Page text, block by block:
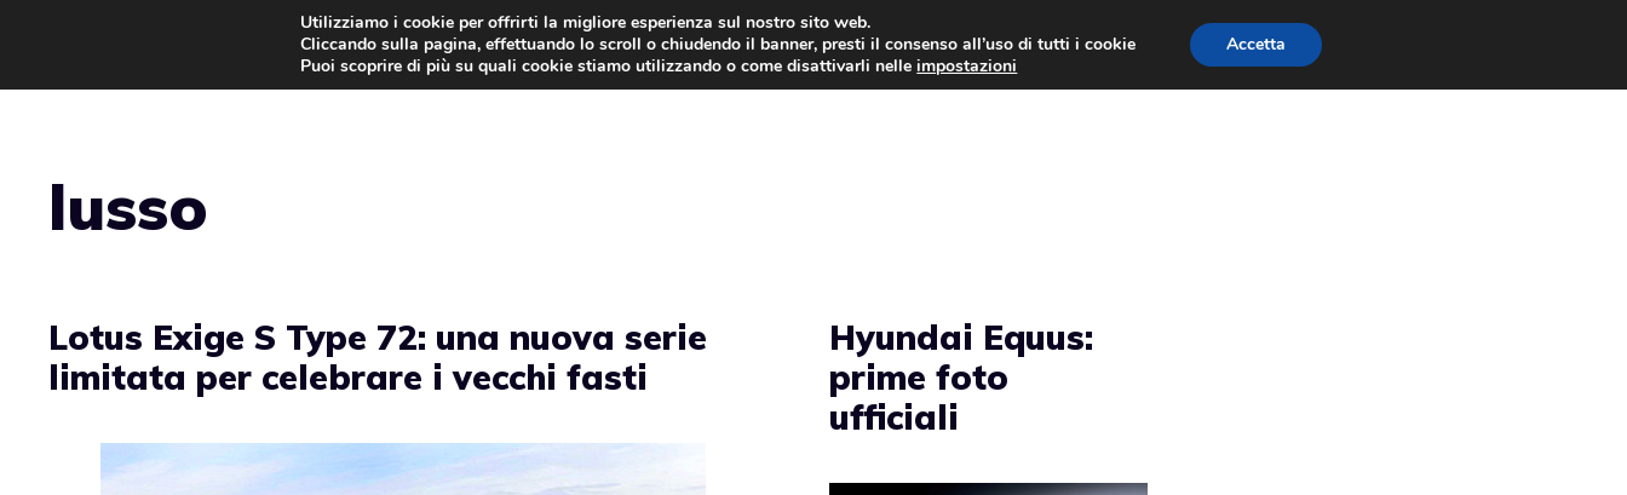
contenuto
AUTO NEWS EVENTI E FIERE
lusso
Lotus Exige S Type 72: una nuova serie
limitata per celebrare i vecchi fasti
Hyundai Equus:
prime foto
ufficiali
Utilizziamo i cookie per offrirti la migliore esperienza sul nostro sito web.
Cliccando sulla pagina, effettuando lo scroll o chiudendo il banner, presti il consenso all’uso di tutti i cookie
Puoi scoprire di più su quali cookie stiamo utilizzando o come disattivarli nelleimpostazioni
Accetta